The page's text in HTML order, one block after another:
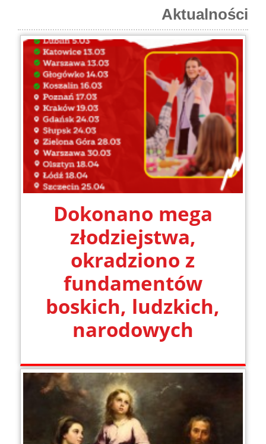
Aktualności
Dokonano mega
złodziejstwa,
okradziono z
fundamentów
boskich, ludzkich,
narodowych